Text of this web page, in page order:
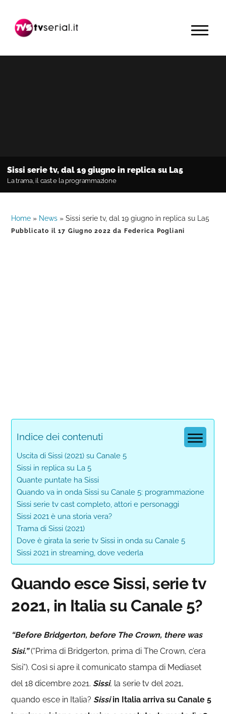
navigazione
contenuto
barra
primaria
MENU
Sissi serie tv, dal 19 giugno in replica su La5
La trama, il cast e la programmazione
Home » News »Sissi serie tv, dal 19 giugno in replica su La5
Pubblicato il17 Giugno 2022 da Federica Pogliani
Indice dei contenuti
Uscita di Sissi (2021) su Canale 5
Sissi in replica su La 5
Quante puntate ha Sissi
Quando va in onda Sissi su Canale 5: programmazione
Sissi serie tv cast completo, attori e personaggi
Sissi 2021 è una storia vera?
Trama di Sissi (2021)
Dove è girata la serie tv Sissi in onda su Canale 5
Sissi 2021 in streaming, dove vederla
Quando esce Sissi, serie tv
2021, in Italia su Canale 5?
“Before Bridgerton, before The Crown, there was
Sisi.”(“Prima di Bridgerton, prima di The Crown, c’era
Sisi”). Così si apre il comunicato stampa di Mediaset
del 18 dicembre 2021. Sissi, la serie tv del 2021,
quando esce in Italia? Sissi in Italia arriva su Canale 5